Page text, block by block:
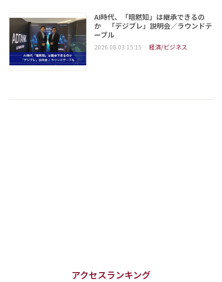
AI時代、「暗黙知」は継承できるの
か 「デジブレ」説明会／ラウンドテ
ーブル
2026.08.03 15:15 経済/ビジネス
アクセスランキング